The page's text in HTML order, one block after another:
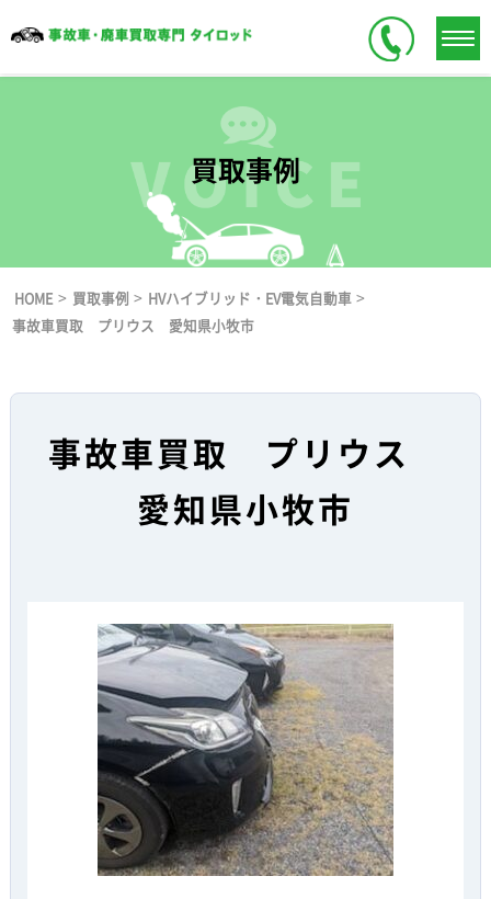
買取事例
HOME > 買取事例 > HVハイブリッド・EV電気自動車 >
事故車買取 プリウス 愛知県小牧市
事故車買取 プリウス
愛知県小牧市